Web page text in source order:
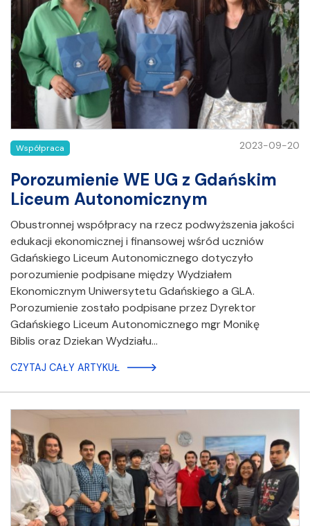
Współpraca 2023-09-20
Porozumienie WE UG z Gdańskim
Liceum Autonomicznym
Obustronnej współpracy na rzecz podwyższenia jakości
edukacji ekonomicznej i finansowej wśród uczniów
Gdańskiego Liceum Autonomicznego dotyczyło
porozumienie podpisane między Wydziałem
Ekonomicznym Uniwersytetu Gdańskiego a GLA.
Porozumienie zostało podpisane przez Dyrektor
Gdańskiego Liceum Autonomicznego mgr Monikę
Biblis oraz Dziekan Wydziału…
CZYTAJ CAŁY ARTYKUŁ